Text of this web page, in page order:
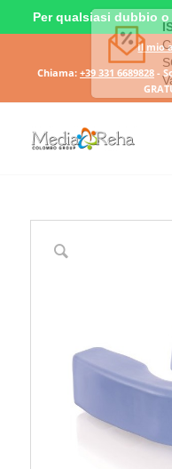
Il mio
Chiama: +39 331 6689828-
Per qualsiasi dubbio